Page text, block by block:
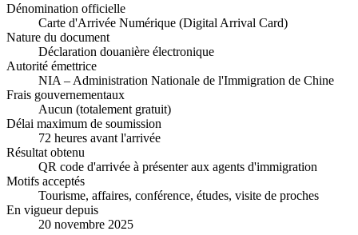
Dénomination officielle
Carte d'Arrivée Numérique (Digital Arrival Card)
Nature du document
Déclaration douanière électronique
Autorité émettrice
NIA – Administration Nationale de l'Immigration de Chine
Frais gouvernementaux
Aucun (totalement gratuit)
Délai maximum de soumission
72 heures avant l'arrivée
Résultat obtenu
QR code d'arrivée à présenter aux agents d'immigration
Motifs acceptés
Tourisme, affaires, conférence, études, visite de proches
En vigueur depuis
20 novembre 2025